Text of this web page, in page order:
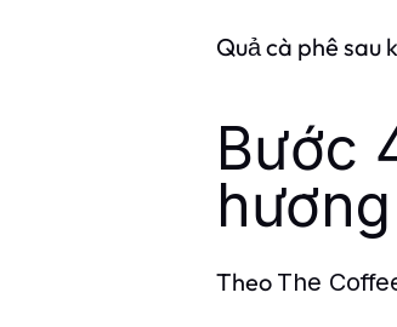
Quả cà phê sau
Bước
Theo The